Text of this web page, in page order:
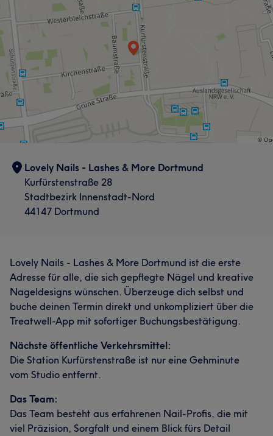
Lovely Nails - Lashes & More Dortmund
Kurfürstenstraße 28
Stadtbezirk Innenstadt-Nord
44147 Dortmund
Lovely Nails - Lashes & More Dortmund ist die erste
Adresse für alle, die sich gepflegte Nägel und kreative
Nageldesigns wünschen. Überzeuge dich selbst und
buche deinen Termin direkt und unkompliziert über die
Treatwell-App mit sofortiger Buchungsbestätigung.
Nächste öffentliche Verkehrsmittel:
Die Station Kurfürstenstraße ist nur eine Gehminute
vom Studio entfernt.
Das Team:
Das Team besteht aus erfahrenen Nail-Profis, die mit
viel Präzision, Sorgfalt und einem Blick fürs Detail